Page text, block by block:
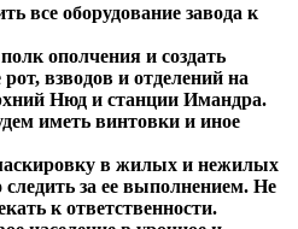
все оборудование завода к
ополчения и создать
взводов и отделений на
Нюд и станции Имандра.
иметь винтовки и иное
в жилых и нежилых
за ее выполнением. Не
к ответственности.